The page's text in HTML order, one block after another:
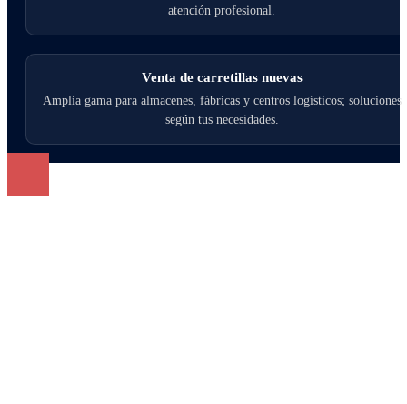
atención profesional.
Venta de carretillas nuevas
Amplia gama para almacenes, fábricas y centros logísticos; soluciones
según tus necesidades.